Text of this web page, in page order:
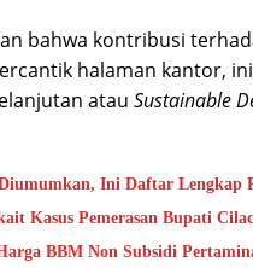
bahwa kontribusi
halaman kantor,
atau Sustainable
Ini Daftar Lengkap
Kasus Pemerasan Bupati
BBM Non Subsidi